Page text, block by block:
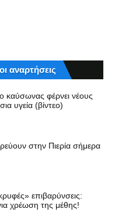
αναρτήσεις
καύσωνας φέρνει νέους
υγεία (βίντεο)
στην Πιερία σήμερα
επιβαρύνσεις:
χρέωση της μέθης!